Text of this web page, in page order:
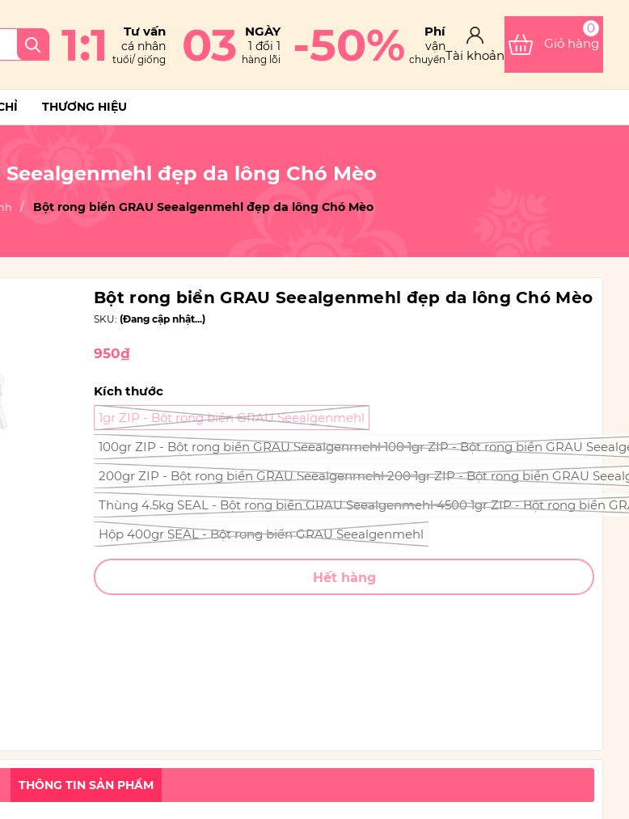
1:1 Tư vấn
cá nhân
tuổi/ giống 03 NGÀY
1 đổi 1
hàng lỗi -50% Phí
vận
chuyểnTài khoản
0
Giỏ hàng
THƯƠNG HIỆU
đẹp da lông Chó Mèo
Bột rong biển GRAU Seealgenmehl đẹp da lông Chó Mèo
Bột rong biển GRAU Seealgenmehl đẹp da lông Chó Mèo
SKU: (Đang cập nhật...)
950₫
Kích thước
1gr ZIP - Bột rong biển GRAU Seealgenmehl
100gr ZIP - Bột rong biển GRAU Seealgenmehl 100 1gr ZIP - Bột rong biển GRAU
200gr ZIP - Bột rong biển GRAU Seealgenmehl 200 1gr ZIP - Bột rong biển GRAU
Thùng 4.5kg SEAL - Bột rong biển GRAU Seealgenmehl 4500 1gr ZIP - Bột rong biển
Hộp 400gr SEAL - Bột rong biển GRAU Seealgenmehl
Hết hàng
THÔNG TIN SẢN PHẨM